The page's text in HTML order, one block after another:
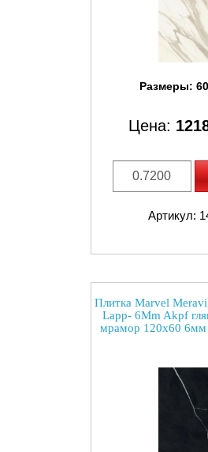
Размеры: 60
Цена:
Артикул:
Плитка Marvel
Lapp- 6Mm Akpf
мрамор 120x60 6мм